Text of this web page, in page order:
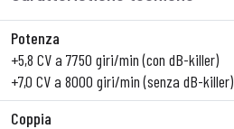
Potenza
+5,8 CV a 7750 giri/min (con dB-killer)
+7,0 CV a 8000 giri/min (senza dB-killer)
Coppia